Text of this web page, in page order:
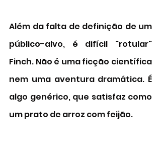
Além da falta de definição de um
público-alvo, é difícil "rotular"
Finch. Não é uma ficção científica
nem uma aventura dramática. É
algo genérico, que satisfaz como
um prato de arroz com feijão.